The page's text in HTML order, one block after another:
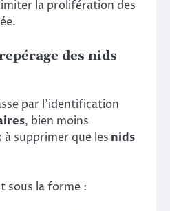
la prolifération des
des nids
par l’identification
, bien moins
supprimer que les nids
sous la forme :